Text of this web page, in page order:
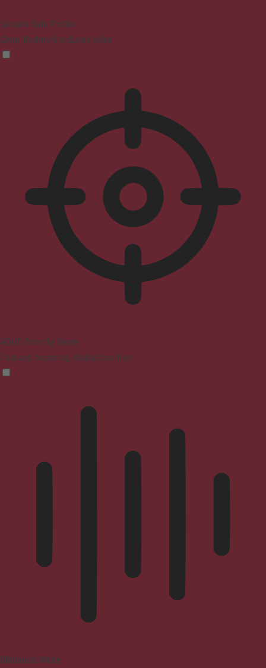
Seizure Safe Profile
Clear flashes & reduces color
ADHD Friendly Mode
Focused browsing, distraction-free
Blindness Mode